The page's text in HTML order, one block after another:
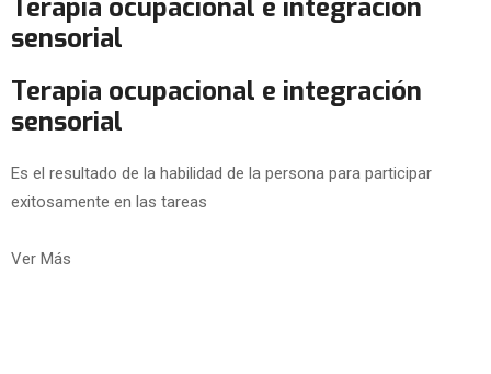
Terapia ocupacional e integración
sensorial
Terapia ocupacional e integración
sensorial
Es el resultado de la habilidad de la persona para participar
exitosamente en las tareas
Ver Más